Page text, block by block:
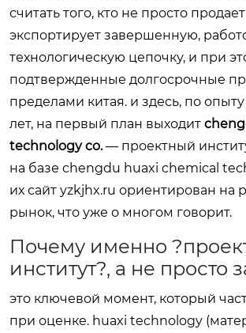
считать того, кто не просто
экспортирует завершенную,
технологическую цепочку, и при
подтвержденные долгосрочные
пределами китая. и здесь, по
лет, на первый план выходит
technology co.— проектный
на базе chengdu huaxi chemical
их сайт yzkjhx.ru ориентирован на
рынок, что уже о многом говорит.
Почему именно
институт?, а не просто
это ключевой момент, который
при оценке. huaxi technology